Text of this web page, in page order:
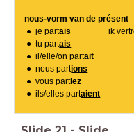
nous-vorm van de
je partais ik
tu partais
il/elle/on partait
nous partions
vous partiez
ils/elles partaient